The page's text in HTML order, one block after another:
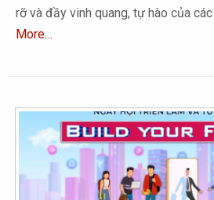
rỡ và đầy vinh quang, tự hào của
More…